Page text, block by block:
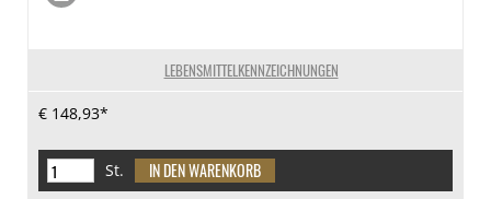
LEBENSMITTELKENNZEICHNUNGEN
€ 148,93*
St.